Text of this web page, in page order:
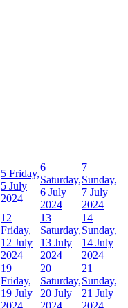
5 Friday,
5 July
2024
6
Saturday,
6 July
2024
7
Sunday,
7 July
2024
12
Friday,
12 July
2024
13
Saturday,
13 July
2024
14
Sunday,
14 July
2024
19
Friday,
19 July
2024
20
Saturday,
20 July
2024
21
Sunday,
21 July
2024